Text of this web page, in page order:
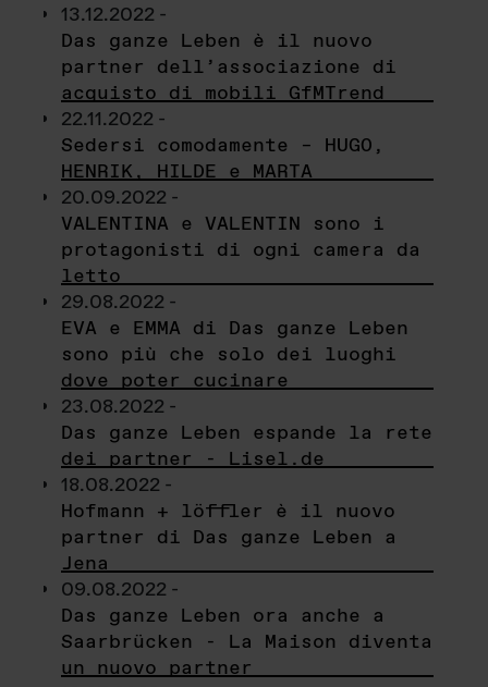
13.12.2022 -
Das ganze Leben è il nuovo
partner dell’associazione di
acquisto di mobili GfMTrend
22.11.2022 -
Sedersi comodamente – HUGO,
HENRIK, HILDE e MARTA
20.09.2022 -
VALENTINA e VALENTIN sono i
protagonisti di ogni camera da
letto
29.08.2022 -
EVA e EMMA di Das ganze Leben
sono più che solo dei luoghi
dove poter cucinare
23.08.2022 -
Das ganze Leben espande la rete
dei partner - Lisel.de
18.08.2022 -
Hofmann + löffler è il nuovo
partner di Das ganze Leben a
Jena
09.08.2022 -
Das ganze Leben ora anche a
Saarbrücken - La Maison diventa
un nuovo partner